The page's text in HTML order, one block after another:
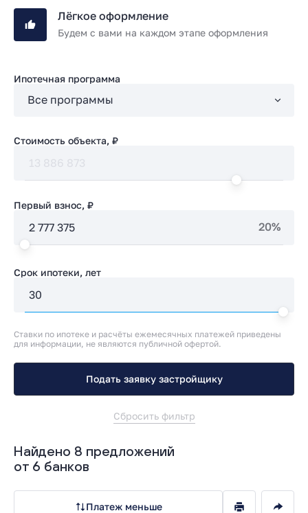
Лёгкое оформление
Будем с вами на каждом этапе оформления
Ипотечная программа
Стоимость объекта, ₽
Первый взнос, ₽
20%
Срок ипотеки, лет
Ставки по ипотеке и расчёты ежемесячных платежей приведены
для информации, не являются публичной офертой.
Подать заявку застройщику
Сбросить фильтр
Найдено 8 предложений
от 6 банков
Платеж меньше